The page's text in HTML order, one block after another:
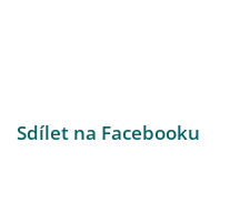
Sdílet na Facebooku